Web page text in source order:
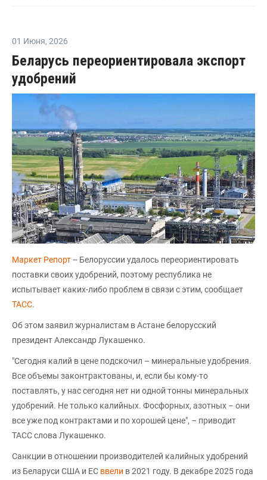
01 Июня, 2026
Беларусь переориентировала экспорт
удобрений
Маркет Репорт-- Белоруссии удалось переориентировать
поставки своих удобрений, поэтому республика не
испытывает каких-либо проблем в связи с этим, сообщает
ТАСС.
Об этом заявил журналистам в Астане белорусский
президент Александр Лукашенко.
"Сегодня калий в цене подскочил – минеральные удобрения.
Все объемы законтрактованы, и, если бы кому-то
поставлять, у нас сегодня нет ни одной тонны минеральных
удобрений. Не только калийных. Фосфорных, азотных – они
все уже под контрактами и по хорошей цене", – приводит
ТАСС слова Лукашенко.
Санкции в отношении производителей калийных удобрений
из Беларуси США и ЕС ввели в 2021 году. В декабре 2025 года